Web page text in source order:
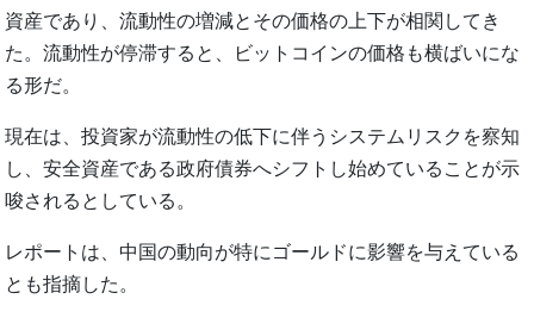
資産であり、流動性の増減とその価格の上下が相関してき
た。流動性が停滞すると、ビットコインの価格も横ばいにな
る形だ。
現在は、投資家が流動性の低下に伴うシステムリスクを察知
し、安全資産である政府債券へシフトし始めていることが示
唆されるとしている。
レポートは、中国の動向が特にゴールドに影響を与えている
とも指摘した。